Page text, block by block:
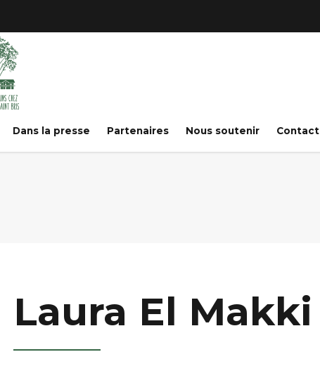
Dans la presse Partenaires Nous soutenir Contact
Laura El Makki